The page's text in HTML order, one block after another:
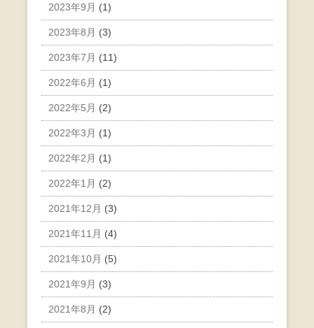
2023年9月 (1)
2023年8月 (3)
2023年7月 (11)
2022年6月 (1)
2022年5月 (2)
2022年3月 (1)
2022年2月 (1)
2022年1月 (2)
2021年12月 (3)
2021年11月 (4)
2021年10月 (5)
2021年9月 (3)
2021年8月 (2)